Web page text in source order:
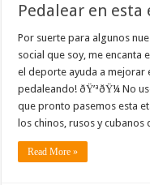
Pedalear en esta
Por suerte para algunos
social que soy, me encanta
el deporte ayuda a mejorar
pedaleando! ðŸ’ªðŸ¼ No
que pronto pasemos esta
los chinos, rusos y cubanos
Read More »